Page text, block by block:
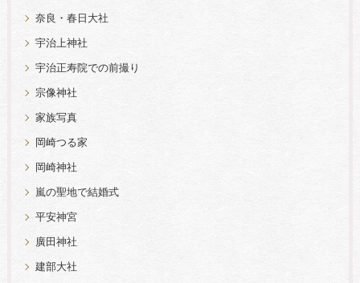
奈良・春日大社
宇治上神社
宇治正寿院での前撮り
宗像神社
家族写真
岡崎つる家
岡崎神社
嵐の聖地で結婚式
平安神宮
廣田神社
建部大社